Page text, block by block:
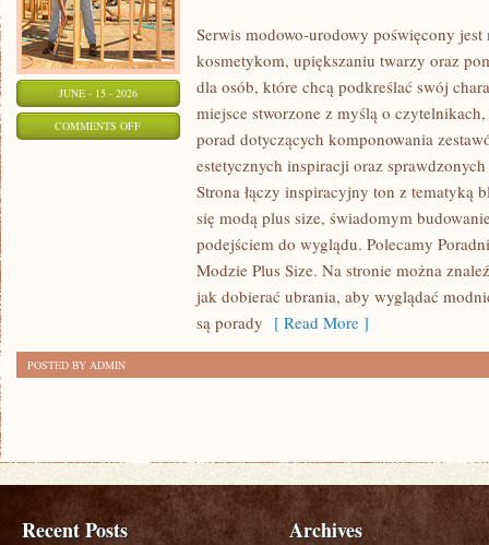
JUNE - 15 - 2026
COMMENTS OFFON
Serwis modowo-urodowy poświęcony
kosmetykom, upiększaniu twarzy oraz
dla osób, które chcą podkreślać swój
miejsce stworzone z myślą o
porad dotyczących komponowania
estetycznych inspiracji oraz
Strona łączy inspiracyjny ton z tematyką
się modą plus size, świadomym
podejściem do wyglądu. Polecamy
Modzie Plus Size. Na stronie można
jak dobierać ubrania, aby wyglądać
są porady [ Read More ]
POSTED BY ADMIN
Recent Posts Archives